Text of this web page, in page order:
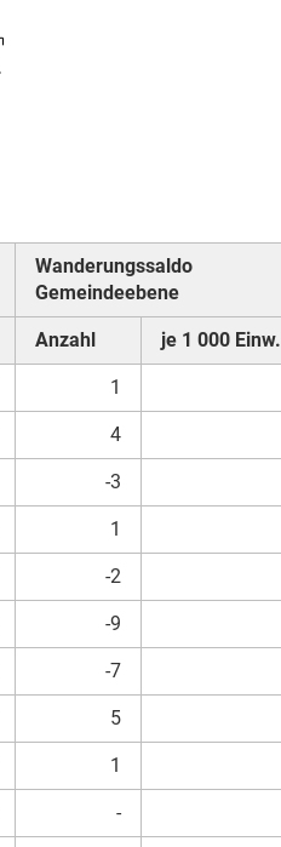
Wanderungssaldo
Gemeindeebene
Anzahl je 1 000 Einw.
1
4
-3
1
-2
-9
-7
5
1
-